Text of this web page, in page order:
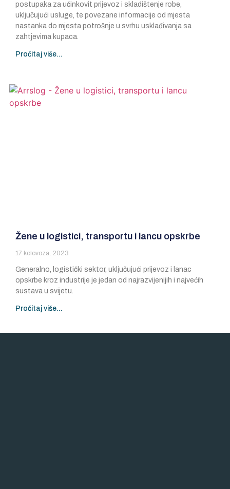
postupaka za učinkovit prijevoz i skladištenje robe,
uključujući usluge, te povezane informacije od mjesta
nastanka do mjesta potrošnje u svrhu usklađivanja sa
zahtjevima kupaca.
Pročitaj više...
Žene u logistici, transportu i lancu opskrbe
17 kolovoza, 2023
Generalno, logistički sektor, uključujući prijevoz i lanac
opskrbe kroz industrije je jedan od najrazvijenijih i najvećih
sustava u svijetu.
Pročitaj više...